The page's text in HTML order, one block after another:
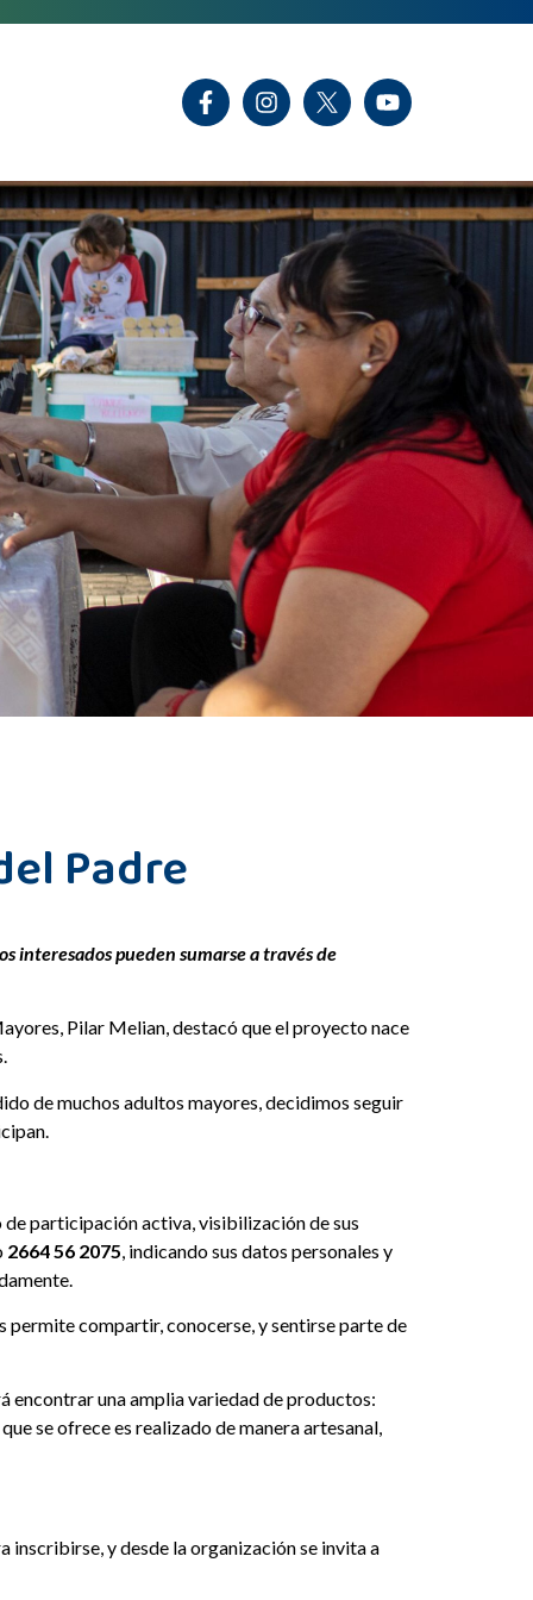
Padre
interesados pueden sumarse a través de
Pilar Melian, destacó que el proyecto nace
de muchos adultos mayores, decidimos seguir
participación activa, visibilización de sus
2664 56 2075 , indicando sus datos personales y
compartir, conocerse, y sentirse parte de
encontrar una amplia variedad de productos:
se ofrece es realizado de manera artesanal,
inscribirse, y desde la organización se invita a